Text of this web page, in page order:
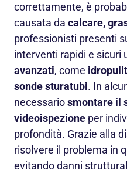
correttamente, è
causata da calcare,
professionisti presenti
interventi rapidi e sicuri
avanzati, come
sonde sturatubi. In
necessariosmontare il
videoispezione per
profondità. Grazie alla
risolvere il problema in
evitando danni